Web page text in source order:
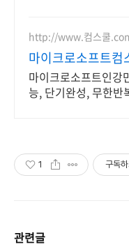
http://www.컴스쿨
마이크로소프트컴
신청&결제시 기프
마이크로소프트인강
능, 단기완성, 무한반
1 구독하
관련글